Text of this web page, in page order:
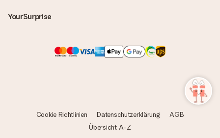
YourSurprise
Cookie Richtlinien Datenschutzerklärung
AGB
Übersicht A-Z